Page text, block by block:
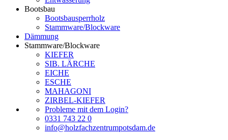
Bootsbau
Bootsbausperrholz
Stammware/Blockware
Dämmung
Stammware/Blockware
KIEFER
SIB. LÄRCHE
EICHE
ESCHE
MAHAGONI
ZIRBEL-KIEFER
Probleme mit dem Login?
0331 743 22 0
info@holzfachzentrumpotsdam.de